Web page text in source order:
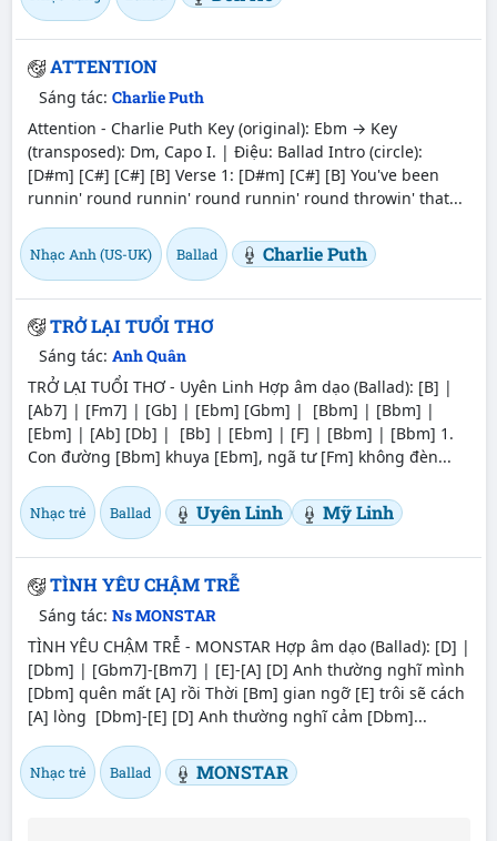
ATTENTION
Sáng tác: Charlie Puth
Attention - Charlie Puth Key (original): Ebm → Key
(transposed): Dm, Capo I. | Điệu: Ballad Intro (circle):
[D#m] [C#] [C#] [B] Verse 1: [D#m] [C#] [B] You've been
runnin' round runnin' round runnin' round throwin' that...
Nhạc Anh (US-UK) Ballad Charlie Puth
TRỞ LẠI TUỔI THƠ
Sáng tác: Anh Quân
TRỞ LẠI TUỔI THƠ - Uyên Linh Hợp âm dạo (Ballad): [B] |
[Ab7] | [Fm7] | [Gb] | [Ebm] [Gbm] | [Bbm] | [Bbm] |
[Ebm] | [Ab] [Db] | [Bb] | [Ebm] | [F] | [Bbm] | [Bbm] 1.
Con đường [Bbm] khuya [Ebm], ngã tư [Fm] không đèn...
Nhạc trẻ Ballad Uyên Linh Mỹ Linh
TÌNH YÊU CHẬM TRỄ
Sáng tác: Ns MONSTAR
TÌNH YÊU CHẬM TRỄ - MONSTAR Hợp âm dạo (Ballad): [D] |
[Dbm] | [Gbm7]-[Bm7] | [E]-[A] [D] Anh thường nghĩ mình
[Dbm] quên mất [A] rồi Thời [Bm] gian ngỡ [E] trôi sẽ cách
[A] lòng [Dbm]-[E] [D] Anh thường nghĩ cảm [Dbm]...
Nhạc trẻ Ballad MONSTAR